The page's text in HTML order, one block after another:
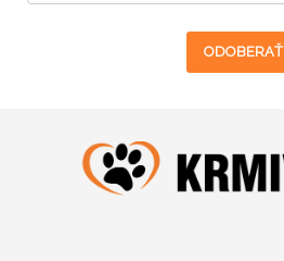
ODOBERAŤ